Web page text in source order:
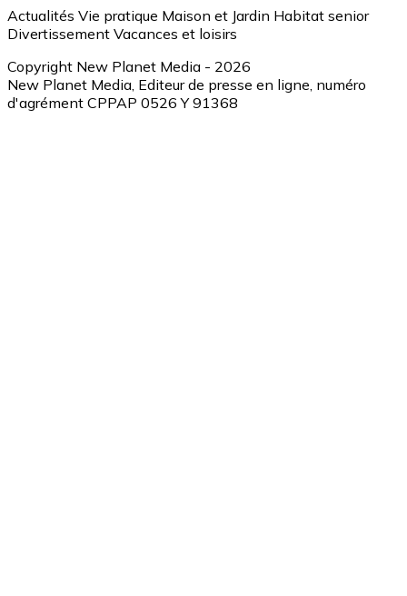
Actualités Vie pratique Maison et Jardin Habitat senior
Divertissement Vacances et loisirs
Copyright New Planet Media - 2026
New Planet Media, Editeur de presse en ligne, numéro
d'agrément CPPAP 0526 Y 91368